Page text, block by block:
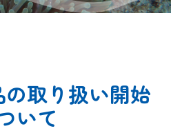
取り扱い開始
いて